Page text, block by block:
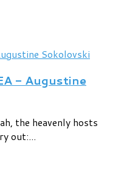
- Augustine
the heavenly hosts
out:...